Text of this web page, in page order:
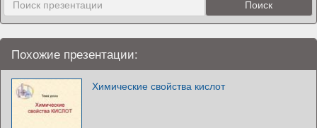
Похожие презентации:
Химические свойства кислот